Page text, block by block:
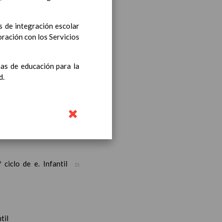
transversal en las
ciclo de e. Infantil
15
de integración escolar
con los Servicios
de educación para la